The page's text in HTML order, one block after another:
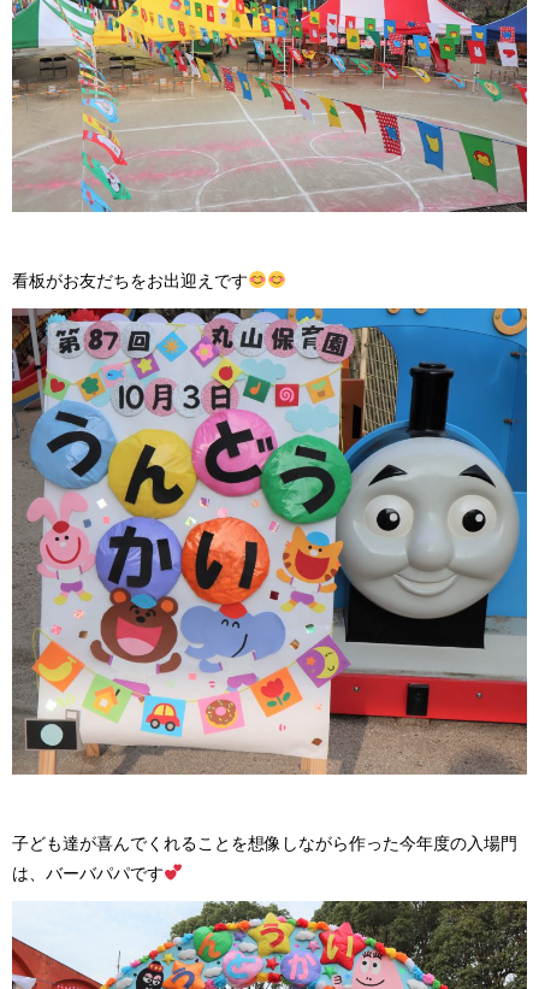
看板がお友だちをお出迎えです
子ども達が喜んでくれることを想像しながら作った今年度の入場門
は、バーバパパです